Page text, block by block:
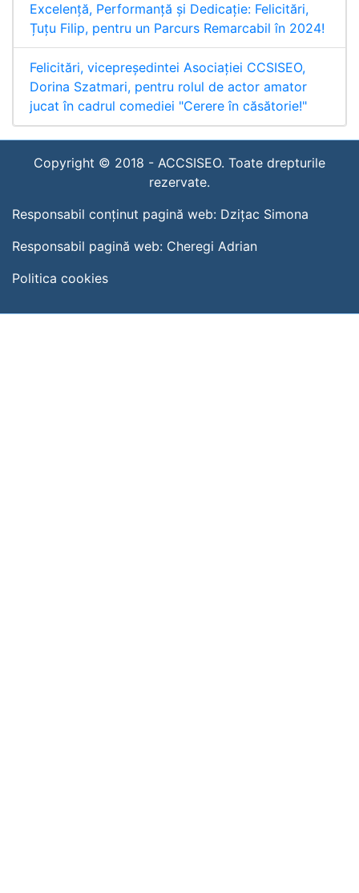
Excelență, Performanță și Dedicație: Felicitări,
Țuțu Filip, pentru un Parcurs Remarcabil în 2024!
Felicitări, vicepreședintei Asociației CCSISEO,
Dorina Szatmari, pentru rolul de actor amator
jucat în cadrul comediei "Cerere în căsătorie!"
Copyright © 2018 - ACCSISEO. Toate drepturile
rezervate.
Responsabil conținut pagină web: Dzițac Simona
Responsabil pagină web: Cheregi Adrian
Politica cookies